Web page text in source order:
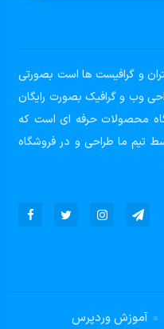
و گرافیست ها است بصورتی
وب و گرافیک بصورت رایگان
محصولات حرفه ای است که
فارسی و از 0 تا 100 توسط تیم ما طراحی و در فروشگاه
آموزش وردپرس